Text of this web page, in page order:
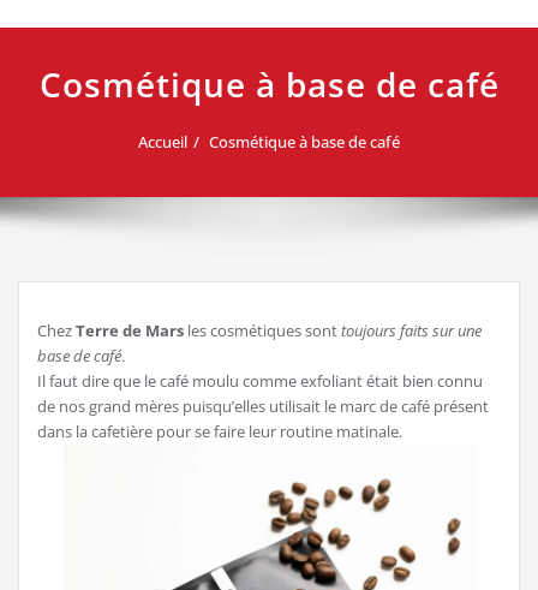
navigation
Cosmétique à base de café
Accueil Cosmétique à base de café
ChezTerre de Mars les cosmétiques sonttoujours faits sur une
base de café.
Il faut dire que le café moulu comme exfoliant était bien connu
de nos grand mères puisqu’elles utilisait le marc de café présent
dans la cafetière pour se faire leur routine matinale.